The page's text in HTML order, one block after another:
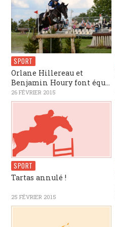
SPORT
Orlane Hillereau et
Benjamin Houry font équ...
26 FÉVRIER 2015
SPORT
Tartas annulé !
25 FÉVRIER 2015